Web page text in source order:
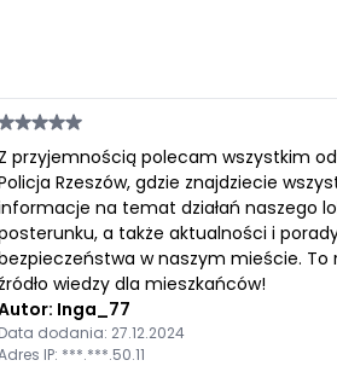
Z przyjemnością polecam wszystkim
Rzeszów, gdzie znajdziecie
na temat działań naszego
a także aktualności i
w naszym mieście. To
źródło wiedzy dla mieszkańców!
Inga_77
Data dodania: 27.12.2024
IP: ***.***.50.11